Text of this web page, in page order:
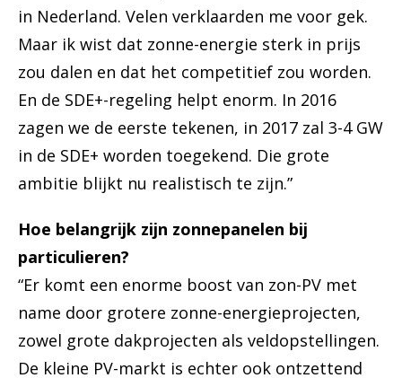
in Nederland. Velen verklaarden me voor gek.
Maar ik wist dat zonne-energie sterk in prijs
zou dalen en dat het competitief zou worden.
En de SDE+-regeling helpt enorm. In 2016
zagen we de eerste tekenen, in 2017 zal 3-4 GW
in de SDE+ worden toegekend. Die grote
ambitie blijkt nu realistisch te zijn.”
Hoe belangrijk zijn zonnepanelen bij
particulieren?
“Er komt een enorme boost van zon-PV met
name door grotere zonne-energieprojecten,
zowel grote dakprojecten als veldopstellingen.
De kleine PV-markt is echter ook ontzettend